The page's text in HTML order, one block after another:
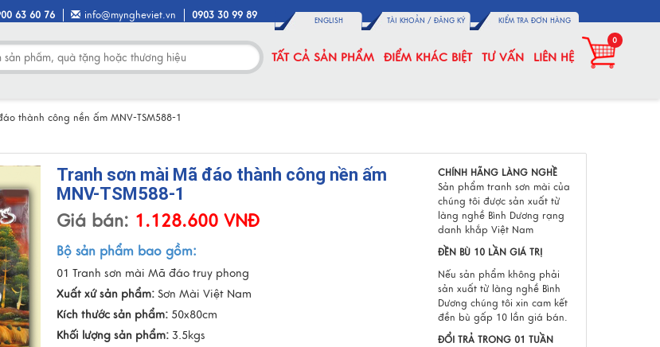
63 60 76 info@myngheviet.vn 0903 30 99 89 ENGLISH TÀI KHOẢN / ĐĂNG KÝ KIỂM TRA ĐƠN HÀNG
TẤT CẢ SẢN PHẨM ĐIỂM KHÁC BIỆT TƯ VẤN LIÊN HỆ
0
thành công nền ấm MNV-TSM588-1
Tranh sơn mài Mã đáo thành công nền ấm
MNV-TSM588-1
Giá bán: 1.128.600 VNĐ
Bộ sản phẩm bao gồm:
01 Tranh sơn mài Mã đáo truy phong
Xuất xứ sản phẩm: Sơn Mài Việt Nam
Kích thước sản phẩm: 50x80cm
Khối lượng sản phẩm: 3.5kgs
CHÍNH HÃNG LÀNG NGHỀ
Sản phẩm tranh sơn mài của
chúng tôi được sản xuất từ
làng nghề Bình Dương rạng
danh khắp Việt Nam
ĐỀN BÙ 10 LẦN GIÁ TRỊ
Nếu sản phẩm không phải
sản xuất từ làng nghề Bình
Dương chúng tôi xin cam kết
đền bù gấp 10 lần giá bán.
ĐỔI TRẢ TRONG 01 TUẦN